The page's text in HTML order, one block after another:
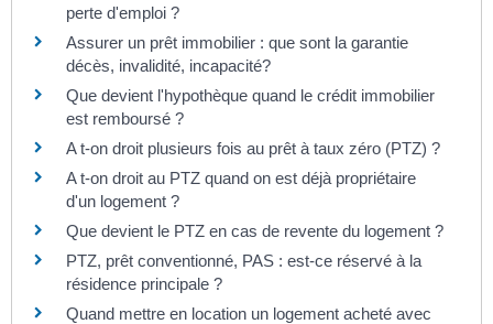
perte d'emploi ?
Assurer un prêt immobilier : que sont la garantie
décès, invalidité, incapacité?
Que devient l'hypothèque quand le crédit immobilier
est remboursé ?
A t-on droit plusieurs fois au prêt à taux zéro (PTZ) ?
A t-on droit au PTZ quand on est déjà propriétaire
d'un logement ?
Que devient le PTZ en cas de revente du logement ?
PTZ, prêt conventionné, PAS : est-ce réservé à la
résidence principale ?
Quand mettre en location un logement acheté avec